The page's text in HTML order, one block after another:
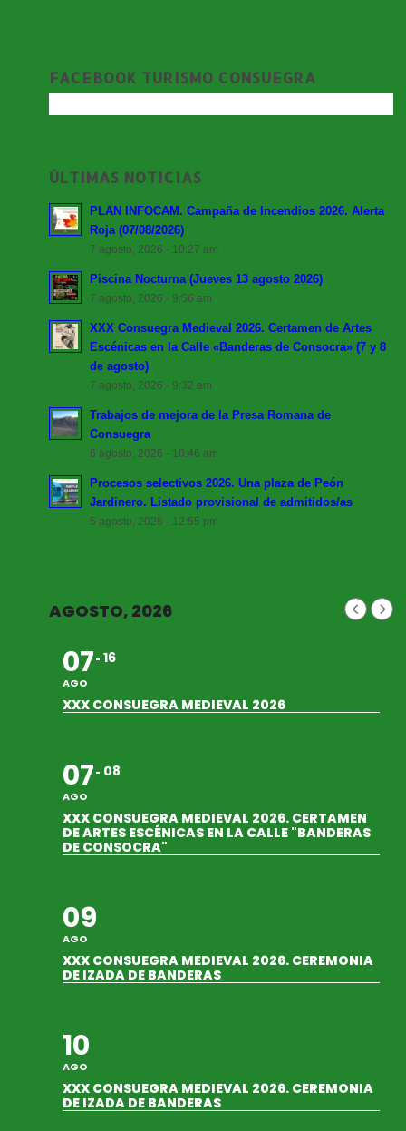
FACEBOOK TURISMO CONSUEGRA
ÚLTIMAS NOTICIAS
PLAN INFOCAM. Campaña de Incendios 2026. Alerta
Roja (07/08/2026)
7 agosto, 2026 - 10:27 am
Piscina Nocturna (Jueves 13 agosto 2026)
7 agosto, 2026 - 9:56 am
XXX Consuegra Medieval 2026. Certamen de Artes
Escénicas en la Calle «Banderas de Consocra» (7 y 8
de agosto)
7 agosto, 2026 - 9:32 am
Trabajos de mejora de la Presa Romana de
Consuegra
6 agosto, 2026 - 10:46 am
Procesos selectivos 2026. Una plaza de Peón
Jardinero. Listado provisional de admitidos/as
5 agosto, 2026 - 12:55 pm
AGOSTO, 2026
07
AGO
16
XXX CONSUEGRA MEDIEVAL 2026
07
AGO
08
XXX CONSUEGRA MEDIEVAL 2026. CERTAMEN
DE ARTES ESCÉNICAS EN LA CALLE "BANDERAS
DE CONSOCRA"
09
AGO
XXX CONSUEGRA MEDIEVAL 2026. CEREMONIA
DE IZADA DE BANDERAS
10
AGO
XXX CONSUEGRA MEDIEVAL 2026. CEREMONIA
DE IZADA DE BANDERAS